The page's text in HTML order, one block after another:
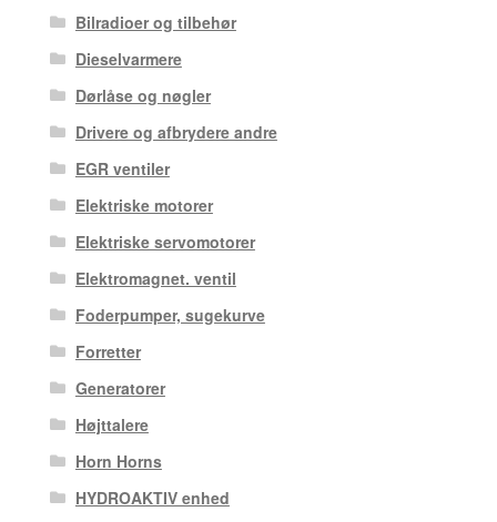
Bilradioer og tilbehør
Dieselvarmere
Dørlåse og nøgler
Drivere og afbrydere andre
EGR ventiler
Elektriske motorer
Elektriske servomotorer
Elektromagnet. ventil
Foderpumper, sugekurve
Forretter
Generatorer
Højttalere
Horn Horns
HYDROAKTIV enhed